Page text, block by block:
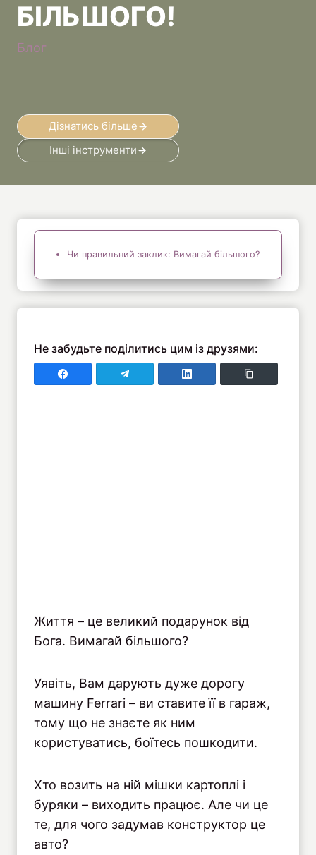
БІЛЬШОГО!
Блог
Дізнатись більше
Інші інструменти
Чи правильний заклик: Вимагай більшого?
Не забудьте поділитись цим із друзями:
Поділитись у FacebooПоділитись у TelegramПоділитись у LinkedIn
Життя – це великий подарунок від
Бога. Вимагай більшого?
Уявіть, Вам дарують дуже дорогу
машину Ferrari – ви ставите її в гараж,
тому що не знаєте як ним
користуватись, боїтесь пошкодити.
Хто возить на ній мішки картоплі і
буряки – виходить працює. Але чи це
те, для чого задумав конструктор це
авто?